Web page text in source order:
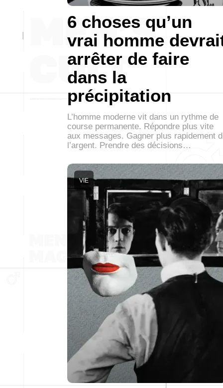
6 choses qu’un
vrai homme
arrêter de faire
dans la
précipitation
L’homme moderne vit dans un rythme de
course permanente. Répondre plus vite
aux messages. Gagner plus rapidement
l’argent. Prendre des décisions…
VIE